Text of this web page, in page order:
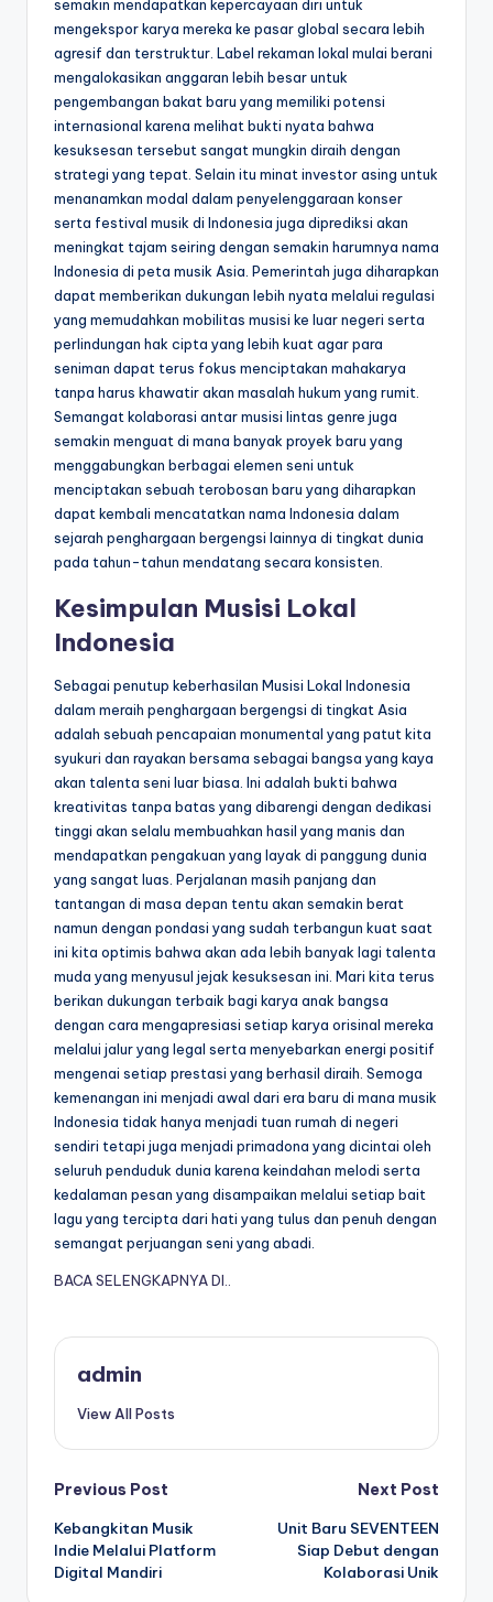
semakin mendapatkan kepercayaan diri untuk
mengekspor karya mereka ke pasar global secara lebih
agresif dan terstruktur. Label rekaman lokal mulai berani
mengalokasikan anggaran lebih besar untuk
pengembangan bakat baru yang memiliki potensi
internasional karena melihat bukti nyata bahwa
kesuksesan tersebut sangat mungkin diraih dengan
strategi yang tepat. Selain itu minat investor asing untuk
menanamkan modal dalam penyelenggaraan konser
serta festival musik di Indonesia juga diprediksi akan
meningkat tajam seiring dengan semakin harumnya nama
Indonesia di peta musik Asia. Pemerintah juga diharapkan
dapat memberikan dukungan lebih nyata melalui regulasi
yang memudahkan mobilitas musisi ke luar negeri serta
perlindungan hak cipta yang lebih kuat agar para
seniman dapat terus fokus menciptakan mahakarya
tanpa harus khawatir akan masalah hukum yang rumit.
Semangat kolaborasi antar musisi lintas genre juga
semakin menguat di mana banyak proyek baru yang
menggabungkan berbagai elemen seni untuk
menciptakan sebuah terobosan baru yang diharapkan
dapat kembali mencatatkan nama Indonesia dalam
sejarah penghargaan bergengsi lainnya di tingkat dunia
pada tahun-tahun mendatang secara konsisten.
Kesimpulan Musisi Lokal
Indonesia
Sebagai penutup keberhasilan Musisi Lokal Indonesia
dalam meraih penghargaan bergengsi di tingkat Asia
adalah sebuah pencapaian monumental yang patut kita
syukuri dan rayakan bersama sebagai bangsa yang kaya
akan talenta seni luar biasa. Ini adalah bukti bahwa
kreativitas tanpa batas yang dibarengi dengan dedikasi
tinggi akan selalu membuahkan hasil yang manis dan
mendapatkan pengakuan yang layak di panggung dunia
yang sangat luas. Perjalanan masih panjang dan
tantangan di masa depan tentu akan semakin berat
namun dengan pondasi yang sudah terbangun kuat saat
ini kita optimis bahwa akan ada lebih banyak lagi talenta
muda yang menyusul jejak kesuksesan ini. Mari kita terus
berikan dukungan terbaik bagi karya anak bangsa
dengan cara mengapresiasi setiap karya orisinal mereka
melalui jalur yang legal serta menyebarkan energi positif
mengenai setiap prestasi yang berhasil diraih. Semoga
kemenangan ini menjadi awal dari era baru di mana musik
Indonesia tidak hanya menjadi tuan rumah di negeri
sendiri tetapi juga menjadi primadona yang dicintai oleh
seluruh penduduk dunia karena keindahan melodi serta
kedalaman pesan yang disampaikan melalui setiap bait
lagu yang tercipta dari hati yang tulus dan penuh dengan
semangat perjuangan seni yang abadi.
BACA SELENGKAPNYA DI..
admin
View All Posts
Post
navigation
Previous Post
Kebangkitan Musik
Indie Melalui Platform
Digital Mandiri
Next Post
Unit Baru SEVENTEEN
Siap Debut dengan
Kolaborasi Unik